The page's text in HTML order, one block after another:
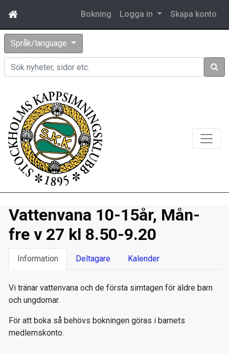
Bokning Logga in Skapa konto
Språk/language
Sök
Vattenvana 10-15år, Mån-
fre v 27 kl 8.50-9.20
Information Deltagare Kalender
Vi tränar vattenvana och de första simtagen för äldre barn
och ungdomar.
För att boka så behövs bokningen göras i barnets
medlemskonto.